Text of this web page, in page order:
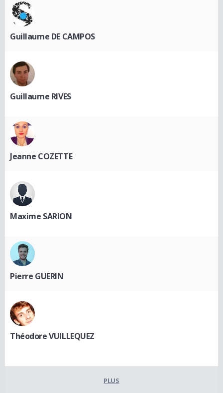
Guillaume DE CAMPOS
Guillaume RIVES
Jeanne COZETTE
Maxime SARION
Pierre GUERIN
Théodore VUILLEQUEZ
PLUS